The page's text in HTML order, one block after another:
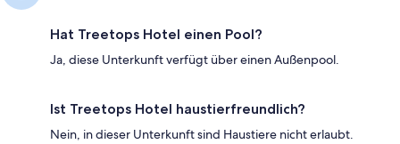
Hat Treetops Hotel einen Pool?
Ja, diese Unterkunft verfügt über einen Außenpool.
Ist Treetops Hotel haustierfreundlich?
Nein, in dieser Unterkunft sind Haustiere nicht erlaubt.